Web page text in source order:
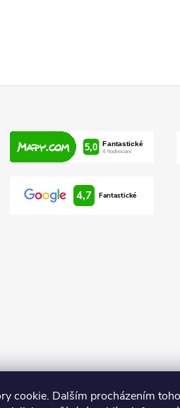
cookie. Dalším procházením
4,7 Fantastické